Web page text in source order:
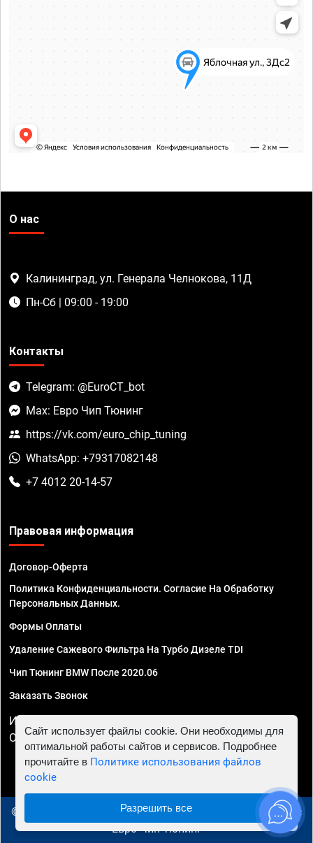
О нас
Калининград, ул. Генерала Челнокова, 11Д
Пн-Сб | 09:00 - 19:00
Контакты
Telegram: @EuroCT_bot
Max: Евро Чип Тюнинг
https://vk.com/euro_chip_tuning
WhatsApp: +79317082148
+7 4012 20-14-57
Правовая информация
Договор-Оферта
Политика Конфиденциальности. Согласие На Обработку
Персональных Данных.
Формы Оплаты
Удаление Сажевого Фильтра На Турбо Дизеле TDI
Чип Тюнинг BMW После 2020.06
Заказать Звонок
ИП Смирнов Георгий Павлович. ИНН 781302555843,
ОГРНИП 324470400032610
© 2010 - 2026 Чип тюнинг в Калининграде - Автосервис
"Евро Чип Тюнинг"
Сайт использует файлы cookie. Они необходимы для
оптимальной работы сайтов и сервисов. Подробнее
прочитайте в Политике использования файлов
cookie
Разрешить все